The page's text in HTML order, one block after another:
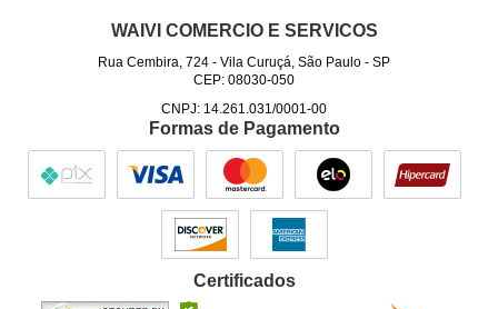
WAIVI COMERCIO E SERVICOS
Rua Cembira, 724 -Vila Curuçá, São Paulo -SP
CEP: 08030-050
CNPJ: 14.261.031/0001-00
Formas de Pagamento
Certificados